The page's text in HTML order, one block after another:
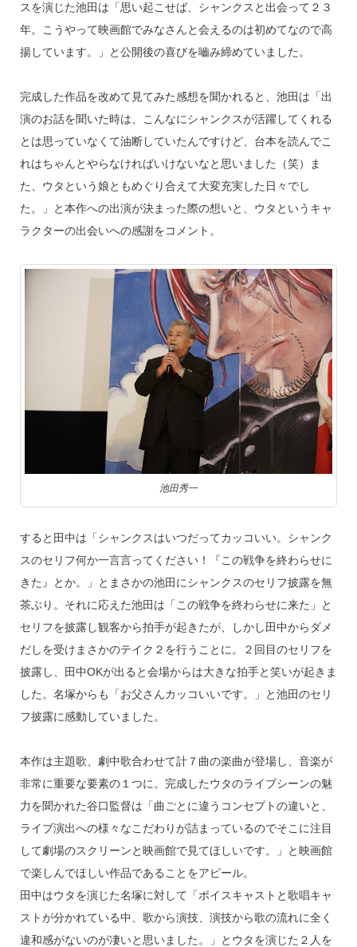
スを演じた池田は「思い起こせば、シャンクスと出会って２３
年。こうやって映画館でみなさんと会えるのは初めてなので高
揚しています。」と公開後の喜びを嚙み締めていました。
完成した作品を改めて見てみた感想を聞かれると、池田は「出
演のお話を聞いた時は、こんなにシャンクスが活躍してくれる
とは思っていなくて油断していたんですけど、台本を読んでこ
れはちゃんとやらなければいけないなと思いました（笑）ま
た、ウタという娘ともめぐり合えて大変充実した日々でし
た。」と本作への出演が決まった際の想いと、ウタというキャ
ラクターの出会いへの感謝をコメント。
池田秀一
すると田中は「シャンクスはいつだってカッコいい。シャンク
スのセリフ何か一言言ってください！『この戦争を終わらせに
きた』とか。」とまさかの池田にシャンクスのセリフ披露を無
茶ぶり。それに応えた池田は「この戦争を終わらせに来た」と
セリフを披露し観客から拍手が起きたが、しかし田中からダメ
だしを受けまさかのテイク２を行うことに。２回目のセリフを
披露し、田中OKが出ると会場からは大きな拍手と笑いが起きま
した。名塚からも「お父さんカッコいいです。」と池田のセリ
フ披露に感動していました。
本作は主題歌、劇中歌合わせて計７曲の楽曲が登場し、音楽が
非常に重要な要素の１つに。完成したウタのライブシーンの魅
力を聞かれた谷口監督は「曲ごとに違うコンセプトの違いと、
ライブ演出への様々なこだわりが詰まっているのでそこに注目
して劇場のスクリーンと映画館で見てほしいです。」と映画館
で楽しんでほしい作品であることをアピール。
田中はウタを演じた名塚に対して「ボイスキャストと歌唱キャ
ストが分かれている中、歌から演技、演技から歌の流れに全く
違和感がないのが凄いと思いました。」とウタを演じた２人を